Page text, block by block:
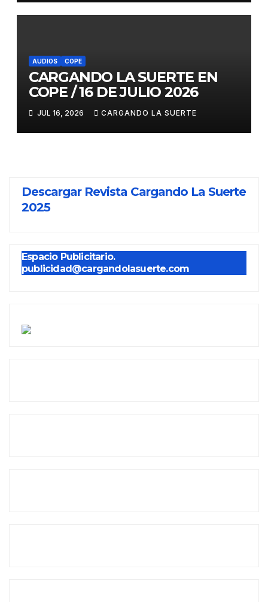
AUDIOS COPE
CARGANDO LA SUERTE EN
COPE / 16 DE JULIO 2026
JUL 16, 2026 CARGANDO LA SUERTE
Descargar Revista Cargando La Suerte
2025
Espacio Publicitario.
publicidad@cargandolasuerte.com